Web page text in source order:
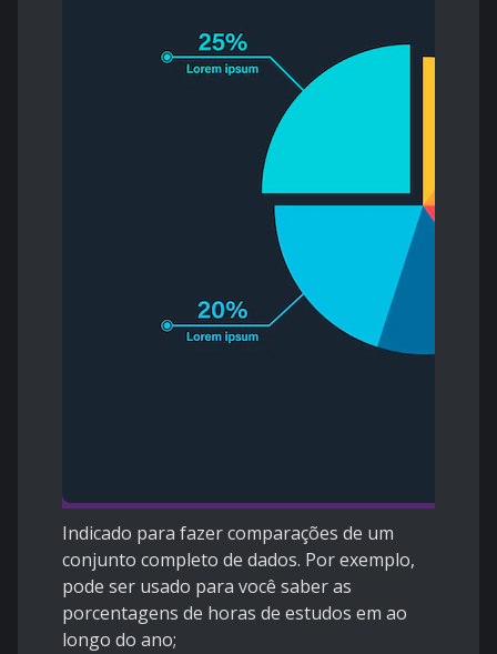
Indicado para fazer comparações de um
conjunto completo de dados. Por exemplo,
pode ser usado para você saber as
porcentagens de horas de estudos em ao
longo do ano;